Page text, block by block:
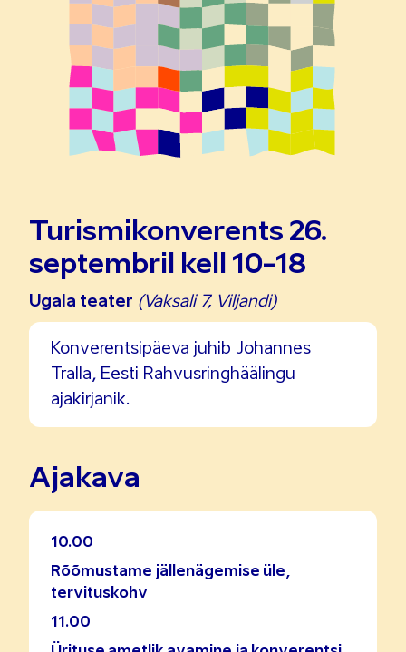
Turismikonverents 26.
septembril kell 10-18
Ugala teater (Vaksali 7, Viljandi)
Konverentsipäeva juhib Johannes
Tralla, Eesti Rahvusringhäälingu
ajakirjanik.
Ajakava
10.00
Rõõmustame jällenägemise üle,
tervituskohv
11.00